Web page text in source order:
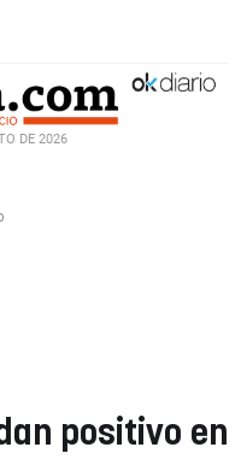
DE 2026
positivo en